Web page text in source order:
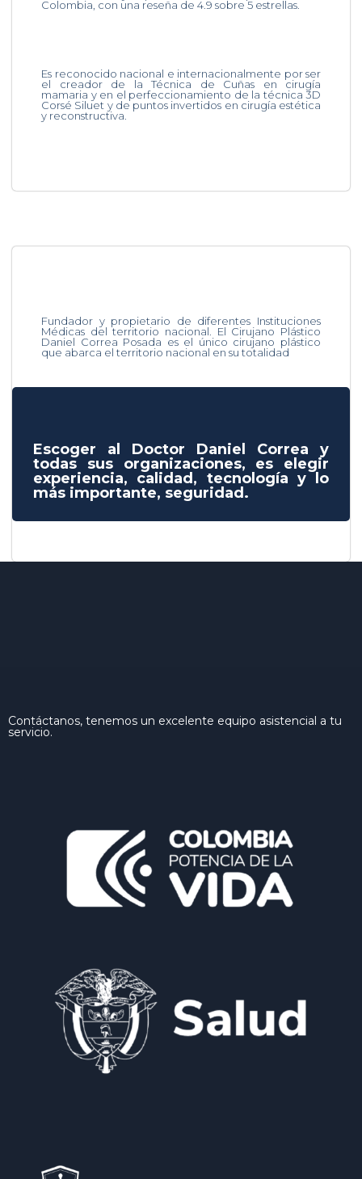
Colombia, con una reseña de 4.9 sobre 5 estrellas.
Es reconocido nacional e internacionalmente por ser
el creador de la Técnica de Cuñas en cirugía
mamaria y en el perfeccionamiento de la técnica 3D
Corsé Siluet y de puntos invertidos en cirugía estética
y reconstructiva.
Fundador y propietario de diferentes Instituciones
Médicas del territorio nacional. El Cirujano Plástico
Daniel Correa Posada es el único cirujano plástico
que abarca el territorio nacional en su totalidad
Escoger al Doctor Daniel Correa y
todas sus organizaciones, es elegir
experiencia, calidad, tecnología y lo
más importante, seguridad.
Contáctanos, tenemos un excelente equipo asistencial a tu
servicio.